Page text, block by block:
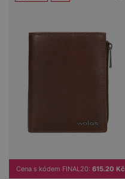
Cena s kódem FINAL20: 615.20 Kč